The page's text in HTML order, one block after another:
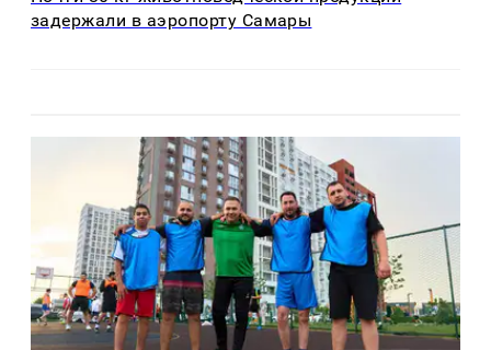
задержали в аэропорту Самары